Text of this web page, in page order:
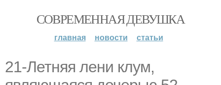
СОВРЕМЕННАЯ ДЕВУШКА
главная новости статьи
21-Летняя лени клум,